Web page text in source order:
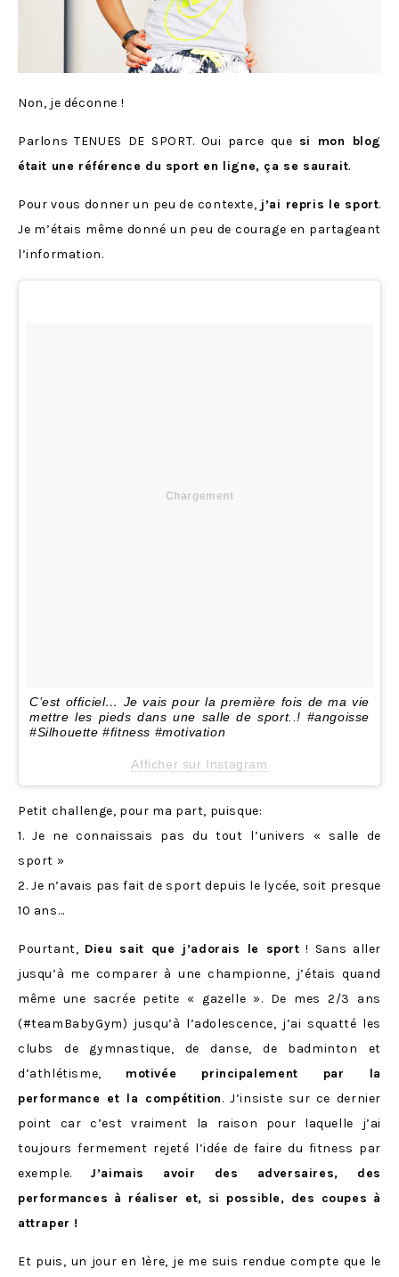
Non, je déconne !
Parlons TENUES DE SPORT. Oui parce que si mon blog
était une référence du sport en ligne, ça se saurait.
Pour vous donner un peu de contexte, j’ai repris le sport.
Je m’étais même donné un peu de courage en partageant
l’information.
Chargement
C’est officiel… Je vais pour la première fois de ma vie
mettre les pieds dans une salle de sport..! #angoisse
#Silhouette #fitness #motivation
Afficher sur Instagram
Petit challenge, pour ma part, puisque:
1. Je ne connaissais pas du tout l’univers « salle de
sport »
2. Je n’avais pas fait de sport depuis le lycée, soit presque
10 ans…
Pourtant, Dieu sait que j’adorais le sport ! Sans aller
jusqu’à me comparer à une championne, j’étais quand
même une sacrée petite « gazelle ». De mes 2/3 ans
(#teamBabyGym) jusqu’à l’adolescence, j’ai squatté les
clubs de gymnastique, de danse, de badminton et
d’athlétisme, motivée principalement par la
performance et la compétition. J’insiste sur ce dernier
point car c’est vraiment la raison pour laquelle j’ai
toujours fermement rejeté l’idée de faire du fitness par
exemple. J’aimais avoir des adversaires, des
performances à réaliser et, si possible, des coupes à
attraper !
Et puis, un jour en 1ère, je me suis rendue compte que le